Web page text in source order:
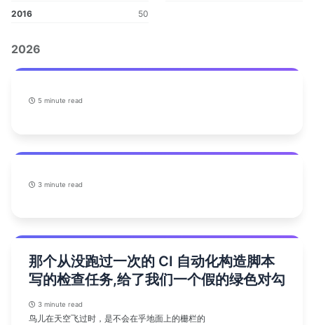
2016 50
2026
5 minute read
3 minute read
那个从没跑过一次的 CI 自动化构造脚本
写的检查任务,给了我们一个假的绿色对勾
3 minute read
鸟儿在天空飞过时，是不会在乎地面上的栅栏的